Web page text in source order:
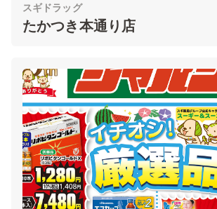
スギドラッグ
たかつき本通り店